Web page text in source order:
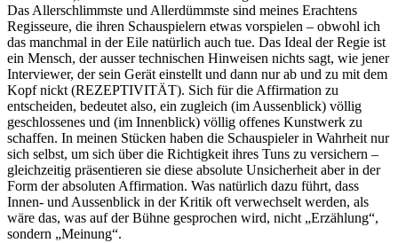
Das Allerschlimmste und Allerdümmste sind meines Erachtens
Regisseure, die ihren Schauspielern etwas vorspielen – obwohl ich
das manchmal in der Eile natürlich auch tue. Das Ideal der Regie ist
ein Mensch, der ausser technischen Hinweisen nichts sagt, wie jener
Interviewer, der sein Gerät einstellt und dann nur ab und zu mit dem
Kopf nickt (REZEPTIVITÄT). Sich für die Affirmation zu
entscheiden, bedeutet also, ein zugleich (im Aussenblick) völlig
geschlossenes und (im Innenblick) völlig offenes Kunstwerk zu
schaffen. In meinen Stücken haben die Schauspieler in Wahrheit nur
sich selbst, um sich über die Richtigkeit ihres Tuns zu versichern –
gleichzeitig präsentieren sie diese absolute Unsicherheit aber in der
Form der absoluten Affirmation. Was natürlich dazu führt, dass
Innen- und Aussenblick in der Kritik oft verwechselt werden, als
wäre das, was auf der Bühne gesprochen wird, nicht „Erzählung“,
sondern „Meinung“.